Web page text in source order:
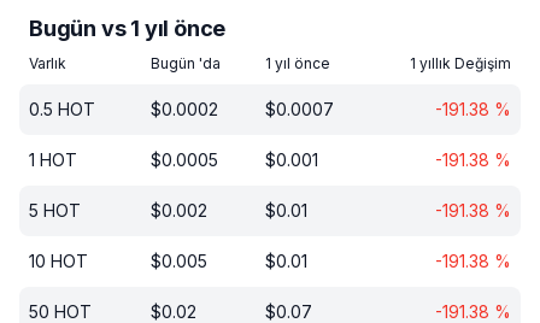
Bugün vs 1 yıl önce
Varlık Bugün 'da 1 yıl önce 1 yıllık Değişim
0.5 HOT $0.0002 $0.0007 -191.38 %
1 HOT $0.0005 $0.001 -191.38 %
5 HOT $0.002 $0.01 -191.38 %
10 HOT $0.005 $0.01 -191.38 %
50 HOT $0.02 $0.07 -191.38 %